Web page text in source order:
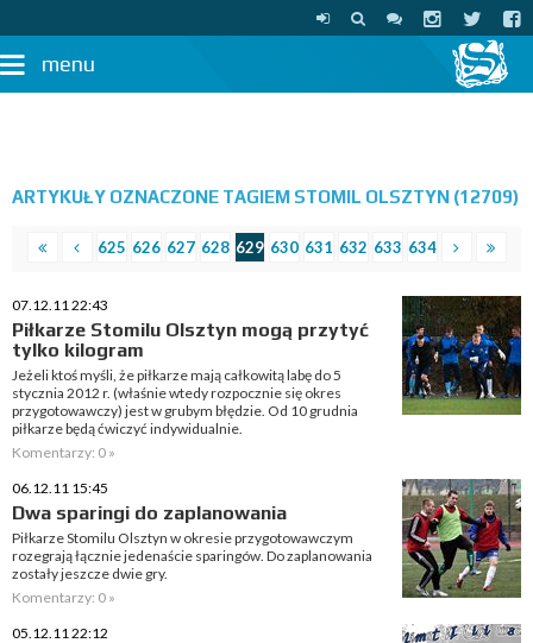
menu
ARTYKUŁY OZNACZONE TAGIEM STOMIL OLSZTYN (12709)
625 626 627 628 629 630 631 632 633 634
07.12.11 22:43
Piłkarze Stomilu Olsztyn mogą przytyć
tylko kilogram
Jeżeli ktoś myśli, że piłkarze mają całkowitą labę do 5
stycznia 2012 r. (właśnie wtedy rozpocznie się okres
przygotowawczy) jest w grubym błędzie. Od 10 grudnia
piłkarze będą ćwiczyć indywidualnie.
Komentarzy: 0 »
06.12.11 15:45
Dwa sparingi do zaplanowania
Piłkarze Stomilu Olsztyn w okresie przygotowawczym
rozegrają łącznie jedenaście sparingów. Do zaplanowania
zostały jeszcze dwie gry.
Komentarzy: 0 »
05.12.11 22:12